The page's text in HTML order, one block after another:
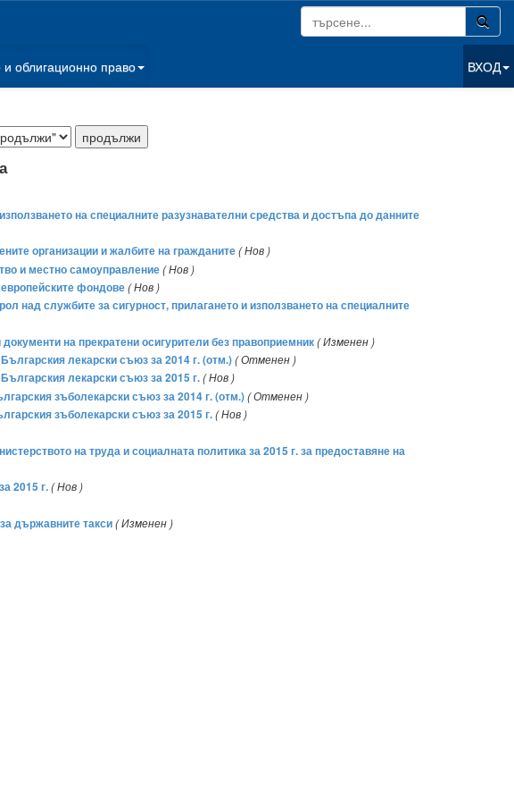
и облигационно право
ВХОД
на специалните разузнавателни средства и достъпа до данните
организации и жалбите на гражданите( Нов )
и местно самоуправление( Нов )
фондове( Нов )
над службите за сигурност, прилагането и използването на специалните
на прекратени осигурители без правоприемник( Изменен )
лекарски съюз за 2014 г. (отм.)( Отменен )
лекарски съюз за 2015 г.( Нов )
зъболекарски съюз за 2014 г. (отм.)( Отменен )
зъболекарски съюз за 2015 г.( Нов )
на труда и социалната политика за 2015 г. за предоставяне на
2015 г.( Нов )
държавните такси( Изменен )